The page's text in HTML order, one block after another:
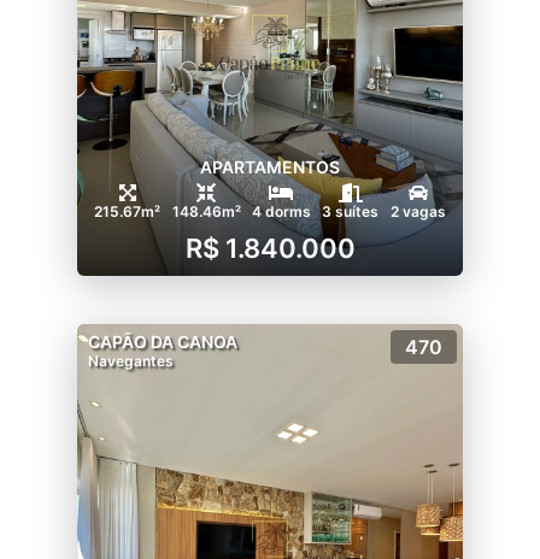
APARTAMENTOS
215.67m² 148.46m² 4 dorms 3 suítes 2 vagas
R$ 1.840.000
CAPÃO DA CANOA
Navegantes
470